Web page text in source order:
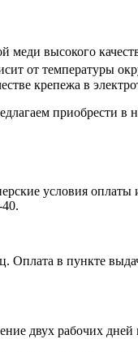
высокого
от температуры
крепежа в
приобрести
условия
Оплата в пункте
двух рабочих